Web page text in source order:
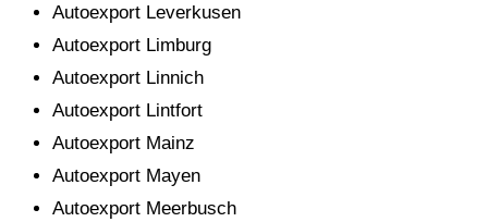
Autoexport Leverkusen
Autoexport Limburg
Autoexport Linnich
Autoexport Lintfort
Autoexport Mainz
Autoexport Mayen
Autoexport Meerbusch